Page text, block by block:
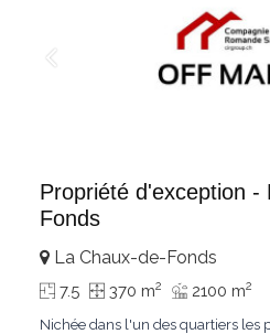
Propriété d'exception -
Fonds
La Chaux-de-Fonds
7.5 370 m2 2100 m2
Nichée dans l'un des quartiers les